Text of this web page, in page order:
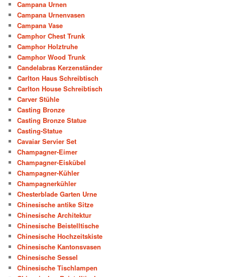
Campana Urnen
Campana Urnenvasen
Campana Vase
Camphor Chest Trunk
Camphor Holztruhe
Camphor Wood Trunk
Candelabras Kerzenständer
Carlton Haus Schreibtisch
Carlton House Schreibtisch
Carver Stühle
Casting Bronze
Casting Bronze Statue
Casting-Statue
Cavaiar Servier Set
Champagner-Eimer
Champagner-Eiskübel
Champagner-Kühler
Champagnerkühler
Chesterblade Garten Urne
Chinesische antike Sitze
Chinesische Architektur
Chinesische Beistelltische
Chinesische Hochzeitskiste
Chinesische Kantonsvasen
Chinesische Sessel
Chinesische Tischlampen